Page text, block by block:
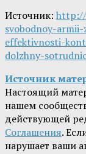
Источник: http://
svobodnoy-
effektivnosti-
dolzhny-
Источник
Настоящий
нашем
действующей
Соглашения.
нарушает ваши